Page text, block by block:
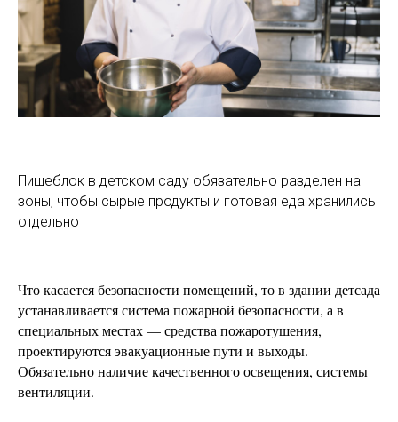
Пищеблок в детском саду обязательно разделен на
зоны, чтобы сырые продукты и готовая еда хранились
отдельно
Что касается безопасности помещений, то в здании детсада
устанавливается система пожарной безопасности, а в
специальных местах — средства пожаротушения,
проектируются эвакуационные пути и выходы.
Обязательно наличие качественного освещения, системы
вентиляции.